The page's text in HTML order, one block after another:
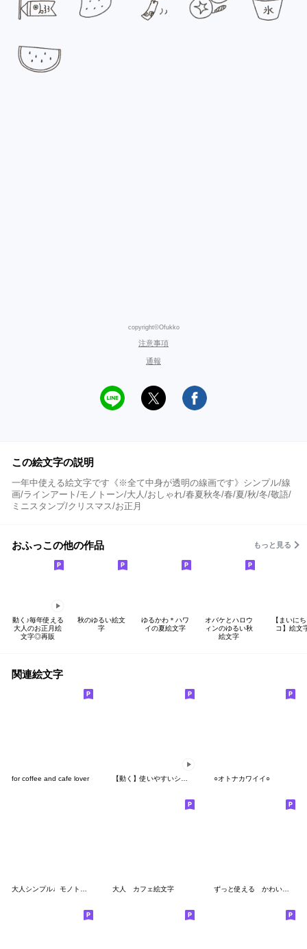
copyright©Ofukko
注意事項
通報
この絵文字の説明
一年中使える絵文字です《※全て中身が透明の線画です》シンプル/線
画/ラインアート/モノトーン/大人/おしゃれ/春夏秋冬/春/夏/秋/冬/敬語/
ミニスタンプ/クリスマス/お正月
おふっこの他の作品 もっと見る
動く♪毎年使える
大人のお正月絵
文字◎再販
秋のゆるい絵文
字
ゆるかわ＊ハワ
イの夏絵文字
オバケとハロウ
ィンのゆるい秋
絵文字
【まいに
コ】絵文
関連絵文字
for coffee and cafe lover ○オトナカワイイ○
大人シンプル♩モノトーン&くすみ絵文字 大人 カフェ絵文字 ずっと使える かわいいお正月絵文字